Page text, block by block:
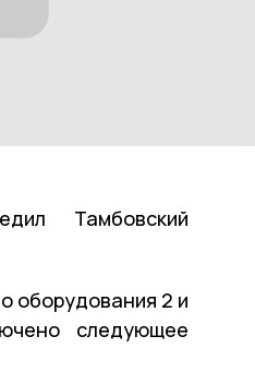
Тамбовский
оборудования 2 и
следующее